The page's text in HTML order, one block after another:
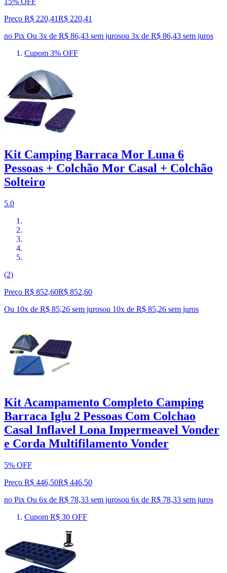
Preço R$ 220,41R$ 220,41
no Pix Ou 3x de R$ 86,43 sem jurosou 3x de R$ 86,43 sem juros
Cupom 3% OFF
Kit Camping Barraca Mor Luna 6
Pessoas + Colchão Mor Casal + Colchão
Solteiro
5.0
(2)
Preço R$ 852,60R$ 852,60
Ou 10x de R$ 85,26 sem jurosou 10x de R$ 85,26 sem juros
Kit Acampamento Completo Camping
Barraca Iglu 2 Pessoas Com Colchao
Casal Inflavel Lona Impermeavel Vonder
e Corda Multifilamento Vonder
5% OFF
Preço R$ 446,50R$ 446,50
no Pix Ou 6x de R$ 78,33 sem jurosou 6x de R$ 78,33 sem juros
Cupom R$ 30 OFF